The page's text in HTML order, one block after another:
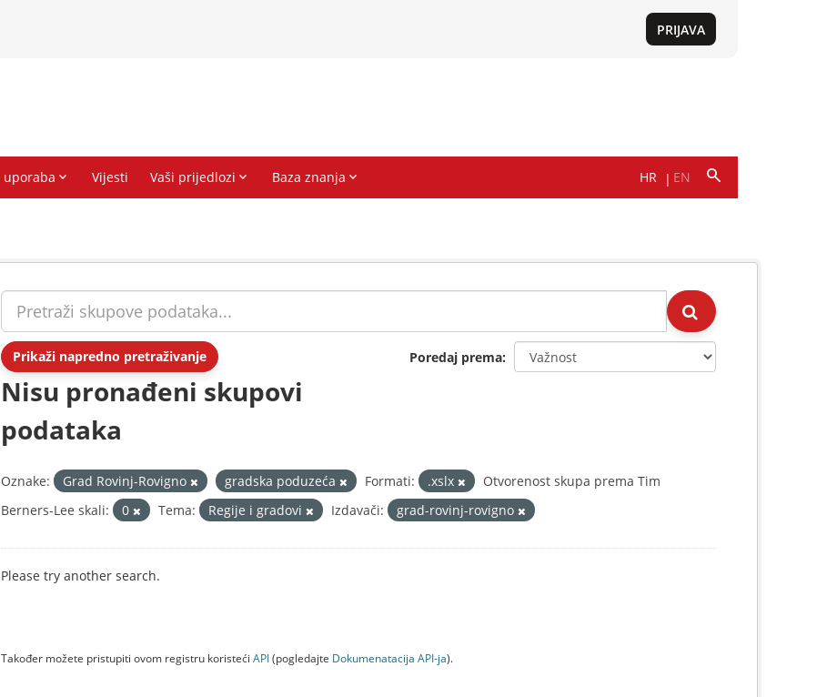
Prikaži napredno pretraživanje Poredaj prema
Nisu pronađeni skupovi
podataka
Oznake: Grad Rovinj-Rovigno gradska poduzeća Formati: .xslx
Otvorenost skupa prema Tim
Berners-Lee skali:
0 Tema: Regije i gradovi Izdavači: grad-rovinj-rovigno
Please try another search.
Također možete pristupiti ovom registru koristeći API(pogledajte Dokumenаtаcijа API-jа).